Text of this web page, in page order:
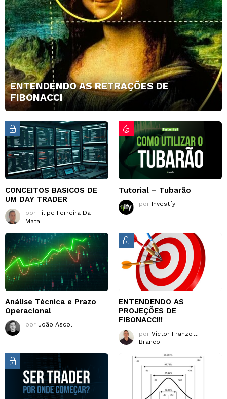
ENTENDENDO AS RETRAÇÕES DE
FIBONACCI
CONCEITOS BASICOS DE
UM DAY TRADER
por Filipe Ferreira Da
Mata
Tutorial – Tubarão
por Investfy
Análise Técnica e Prazo
Operacional
por João Ascoli
ENTENDENDO AS
PROJEÇÕES DE
FIBONACCI!!
por Victor Franzotti
Branco